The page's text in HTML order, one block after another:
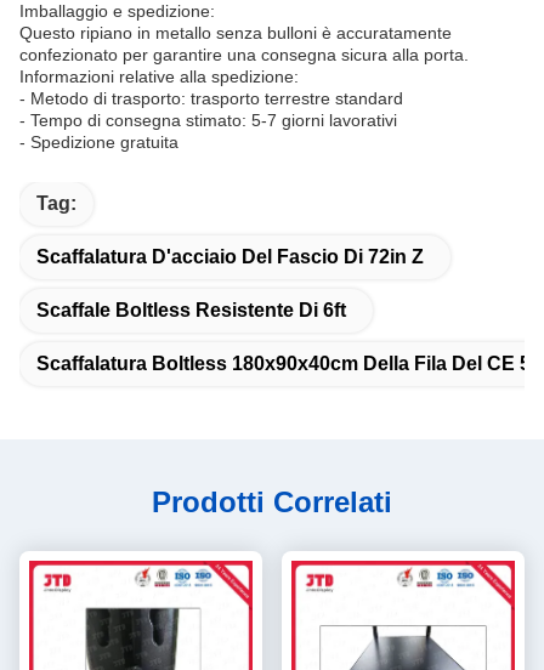
Imballaggio e spedizione:
Questo ripiano in metallo senza bulloni è accuratamente
confezionato per garantire una consegna sicura alla porta.
Informazioni relative alla spedizione:
- Metodo di trasporto: trasporto terrestre standard
- Tempo di consegna stimato: 5-7 giorni lavorativi
- Spedizione gratuita
Tag:
Scaffalatura D'acciaio Del Fascio Di 72in Z
Scaffale Boltless Resistente Di 6ft
Scaffalatura Boltless 180x90x40cm Della Fila Del CE 5
Prodotti Correlati